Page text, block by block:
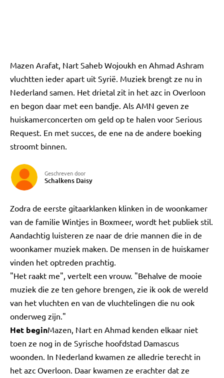
Mazen Arafat, Nart Saheb Wojoukh en Ahmad Ashram
vluchtten ieder apart uit Syrië. Muziek brengt ze nu in
Nederland samen. Het drietal zit in het azc in Overloon
en begon daar met een bandje. Als AMN geven ze
huiskamerconcerten om geld op te halen voor Serious
Request. En met succes, de ene na de andere boeking
stroomt binnen.
Geschreven door
Schalkens Daisy
Zodra de eerste gitaarklanken klinken in de woonkamer
van de familie Wintjes in Boxmeer, wordt het publiek stil.
Aandachtig luisteren ze naar de drie mannen die in de
woonkamer muziek maken. De mensen in de huiskamer
vinden het optreden prachtig.
"Het raakt me", vertelt een vrouw. "Behalve de mooie
muziek die ze ten gehore brengen, zie ik ook de wereld
van het vluchten en van de vluchtelingen die nu ook
onderweg zijn."
Het beginMazen, Nart en Ahmad kenden elkaar niet
toen ze nog in de Syrische hoofdstad Damascus
woonden. In Nederland kwamen ze alledrie terecht in
het azc Overloon. Daar kwamen ze erachter dat ze